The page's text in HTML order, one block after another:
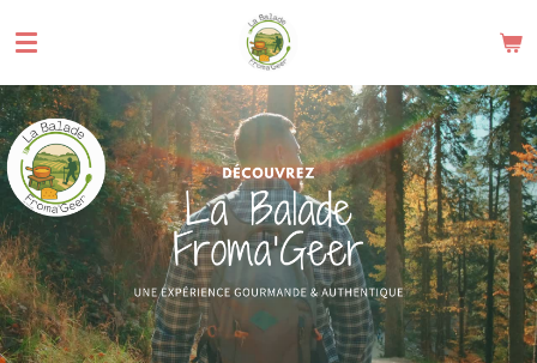
au
contenu
principal